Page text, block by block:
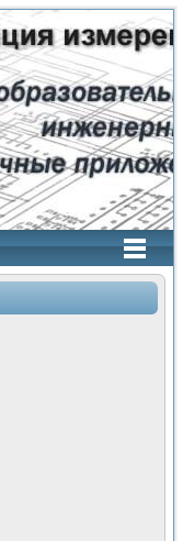
"Сигнал-USB"
Интроскан
система
USB"
терапии серии СКАН
тензометрия и т.п.)